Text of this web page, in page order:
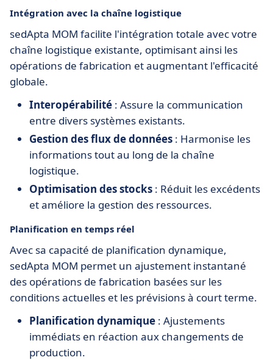
Intégration avec la chaîne logistique
sedApta MOM facilite l'intégration totale avec votre
chaîne logistique existante, optimisant ainsi les
opérations de fabrication et augmentant l'efficacité
globale.
Interopérabilité : Assure la communication
entre divers systèmes existants.
Gestion des flux de données : Harmonise les
informations tout au long de la chaîne
logistique.
Optimisation des stocks : Réduit les excédents
et améliore la gestion des ressources.
Planification en temps réel
Avec sa capacité de planification dynamique,
sedApta MOM permet un ajustement instantané
des opérations de fabrication basées sur les
conditions actuelles et les prévisions à court terme.
Planification dynamique : Ajustements
immédiats en réaction aux changements de
production.